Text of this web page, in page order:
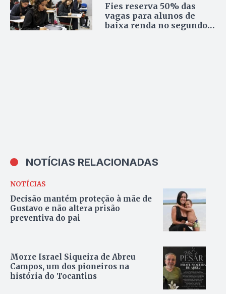
Fies reserva 50% das
vagas para alunos de
baixa renda no segundo
NOTÍCIAS RELACIONADAS
NOTÍCIAS
Decisão mantém proteção à mãe de
Gustavo e não altera prisão
preventiva do pai
Morre Israel Siqueira de Abreu
Campos, um dos pioneiros na
história do Tocantins